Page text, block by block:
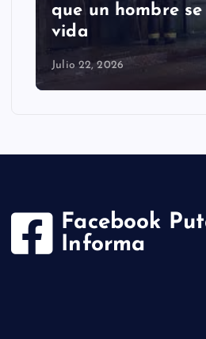
que un hombre
vida
Julio 22, 2026
Facebook
Informa